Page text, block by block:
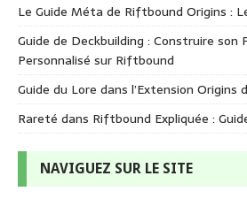
Le Guide Méta de Riftbound Origins :
Guide de Deckbuilding : Construire son
Personnalisé sur Riftbound
Guide du Lore dans l’Extension Origins
Rareté dans Riftbound Expliquée :
NAVIGUEZ SUR LE SITE